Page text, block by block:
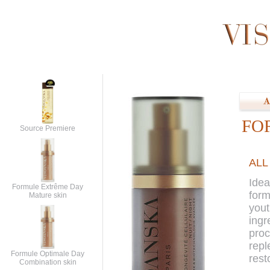
Source Premiere
Formule Extrême Day
Mature skin
Formule Optimale Day
Combination skin